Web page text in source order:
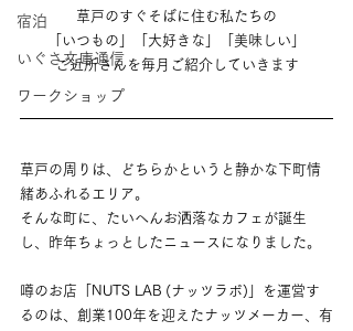
宿泊
いぐさ文庫通信
ワークショップ
草戸のすぐそばに住む私たちの
「いつもの」「大好きな」「美味しい」
ご近所さんを毎月ご紹介していきます
草戸の周りは、どちらかというと静かな下町情
緒あふれるエリア。
そんな町に、たいへんお洒落なカフェが誕生
し、昨年ちょっとしたニュースになりました。
噂のお店「NUTS LAB (ナッツラボ)」を運営す
るのは、創業100年を迎えたナッツメーカー、有